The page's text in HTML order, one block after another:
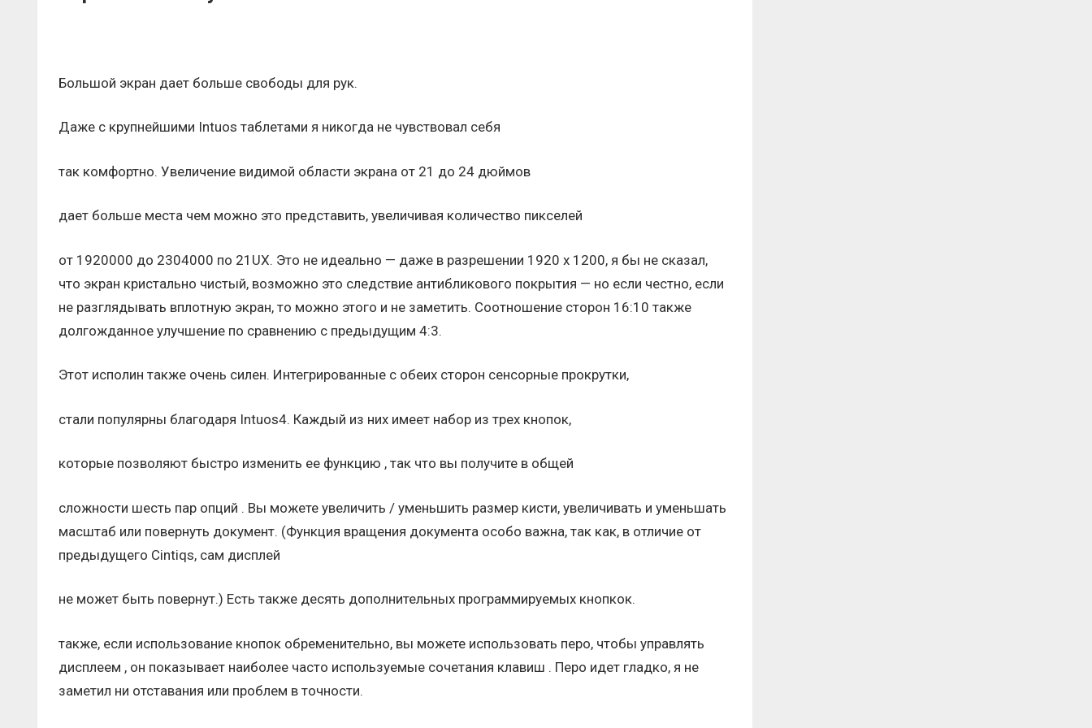
Большой экран дает больше свободы для рук.
Даже с крупнейшими Intuos таблетами я никогда не чувствовал себя
так комфортно. Увеличение видимой области экрана от 21 до 24 дюймов
дает больше места чем можно это представить, увеличивая количество пикселей
от 1920000 до 2304000 по 21UX. Это не идеально — даже в разрешении 1920 х 1200, я бы не сказал,
что экран кристально чистый, возможно это следствие антибликового покрытия — но если честно, если
не разглядывать вплотную экран, то можно этого и не заметить. Соотношение сторон 16:10 также
долгожданное улучшение по сравнению с предыдущим 4:3.
Этот исполин также очень силен. Интегрированные с обеих сторон сенсорные прокрутки,
стали популярны благодаря Intuos4. Каждый из них имеет набор из трех кнопок,
которые позволяют быстро изменить ее функцию , так что вы получите в общей
сложности шесть пар опций . Вы можете увеличить / уменьшить размер кисти, увеличивать и уменьшать
масштаб или повернуть документ. (Функция вращения документа особо важна, так как, в отличие от
предыдущего Cintiqs, сам дисплей
не может быть повернут.) Есть также десять дополнительных программируемых кнопкок.
также, если использование кнопок обременительно, вы можете использовать перо, чтобы управлять
дисплеем , он показывает наиболее часто используемые сочетания клавиш . Перо идет гладко, я не
заметил ни отставания или проблем в точности.